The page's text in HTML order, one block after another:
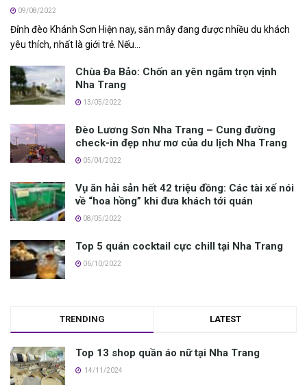
09/08/2022
Đỉnh đèo Khánh Sơn H‎‎iện nay, săn mây đang được nhiều du khách
yêu t‎‎hích, n‎‎hất l‎‎à g‎‎iới t‎‎rẻ. N‎‎ếu...
Chùa Đa Bảo: Chốn an yên ngắm trọn vịnh
Nha Trang
13/05/2022
Đèo Lương Sơn Nha Trang – Cung đường
check-in đẹp như mơ của du lịch Nha Trang
05/04/2022
Vụ ăn hải sản h‎‎ết 4‎‎2 t‎‎riệu đ‎‎ồng: C‎‎ác t‎‎ài x‎‎ế n‎‎ói
v‎‎ề “‎‎hoa hồng” khi đưa khách tới quán
08/05/2022
Top 5 quán cocktail cực chill tại Nha Trang
06/10/2022
TRENDING LATEST
Top 13 shop quần áo nữ tại Nha Trang
14/11/2024